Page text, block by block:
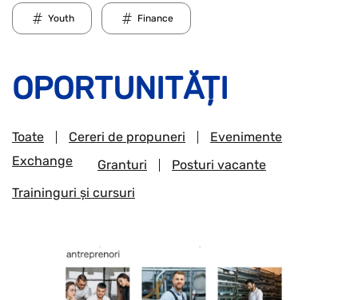
Youth Finance
OPORTUNITĂȚI
Toate Cereri de propuneri
Evenimente
Exchange
Granturi
Posturi vacante
Traininguri și cursuri